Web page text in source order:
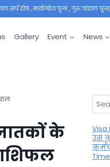
सर्प दोष , मार्कण्डेय पूजा , गुरु चांडाल
Gallery Event News
के
for:
Visa
उस